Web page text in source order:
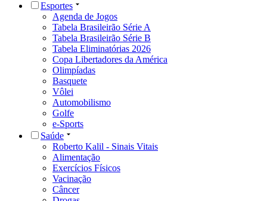
Esportes
Agenda de Jogos
Tabela Brasileirão Série A
Tabela Brasileirão Série B
Tabela Eliminatórias 2026
Copa Libertadores da América
Olimpíadas
Basquete
Vôlei
Automobilismo
Golfe
e-Sports
Saúde
Roberto Kalil - Sinais Vitais
Alimentação
Exercícios Físicos
Vacinação
Câncer